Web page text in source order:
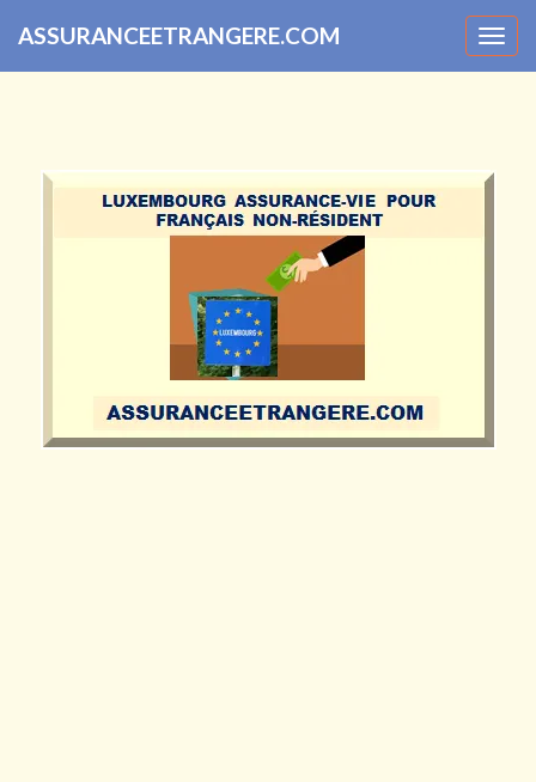
ASSURANCEETRANGERE.COM